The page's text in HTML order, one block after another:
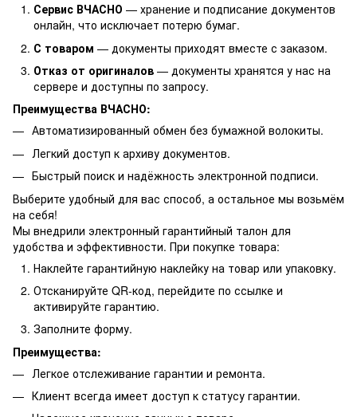
Сервис ВЧАСНО — хранение и подписание документов
онлайн, что исключает потерю бумаг.
С товаром — документы приходят вместе с заказом.
Отказ от оригиналов — документы хранятся у нас на
сервере и доступны по запросу.
Преимущества ВЧАСНО:
Автоматизированный обмен без бумажной волокиты.
Легкий доступ к архиву документов.
Быстрый поиск и надёжность электронной подписи.
Выберите удобный для вас способ, а остальное мы возьмём
на себя!
Мы внедрили электронный гарантийный талон для
удобства и эффективности. При покупке товара:
Наклейте гарантийную наклейку на товар или упаковку.
Отсканируйте QR-код, перейдите по ссылке и
активируйте гарантию.
Заполните форму.
Преимущества:
Легкое отслеживание гарантии и ремонта.
Клиент всегда имеет доступ к статусу гарантии.